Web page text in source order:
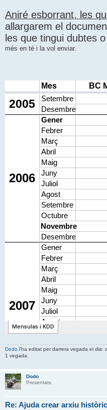
Aniré esborrant, les
allargarem el
les que tingui dubtes
més en té i la vol enviar.
Dodo l’ha editat per darrera vegada el dia:
1 vegada.
Dodo
Presentats
Re: Ajuda crear arxiu